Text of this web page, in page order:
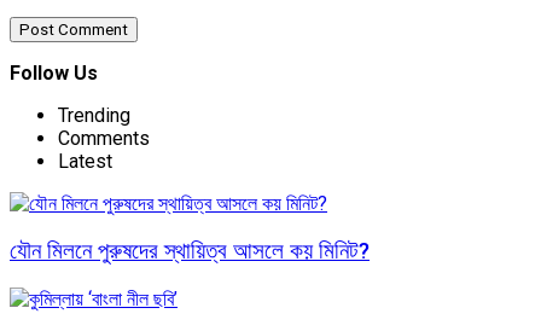
Follow Us
Trending
Comments
Latest
যৌন মিলনে পুরুষদের স্থায়িত্ব আসলে কয় মিনিট?